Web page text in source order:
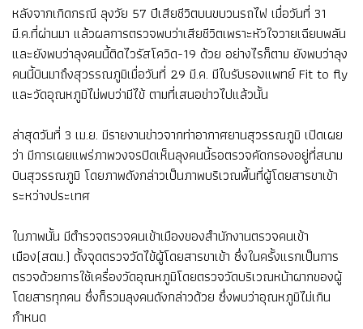
หลังจากเกิดกรณี ลุงวัย 57 ปีเสียชีวิตบนขบวนรถไฟ เมื่อวันที่ 31
มี.ค.ที่ผ่านมา แล้วผลการตรวจพบว่าเสียชีวิตเพราะหัวใจวายเฉียบพลัน
และยังพบว่าลุงคนนี้ติดไวรัสโควิด-19 ด้วย อย่างไรก็ตาม ยังพบว่าลุง
คนนี้บินมาถึงสุวรรณภูมิเมื่อวันที่ 29 มี.ค. มีใบรับรองแพทย์ Fit to fly
และวัดอุณหภูมิไม่พบว่ามีไข้ ตามที่เสนอข่าวไปแล้วนั้น
ล่าสุดวันที่ 3 เม.ย. มีรายงานข่าวจากท่าอากาศยานสุวรรณภูมิ เปิดเผย
ว่า มีการเผยแพร่ภาพวงจรปิดเห็นลุงคนนี้รอตรวจคัดกรองอยู่ที่สนาม
บินสุวรรณภูมิ โดยภาพดังกล่าวเป็นภาพบริเวณพื้นที่ผู้โดยสารขาเข้า
ระหว่างประเทศ
ในภาพนั้น มีตำรวจตรวจคนเข้าเมืองของสำนักงานตรวจคนเข้า
เมือง(สตม.) ตั้งจุดตรวจวัดไข้ผู้โดยสารขาเข้า ซึ่งในครั้งแรกเป็นการ
ตรวจด้วยการใช้เครื่องวัดอุณหภูมิโดยตรวจวัดบริเวณหน้าผากของผู้
โดยสารทุกคน ซึ่งก็รวมลุงคนดังกล่าวด้วย ซึ่งพบว่าอุณหภูมิไม่เกิน
กำหนด